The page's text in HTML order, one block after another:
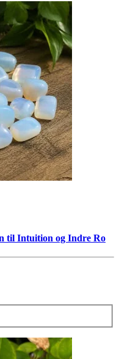
til Intuition og Indre Ro